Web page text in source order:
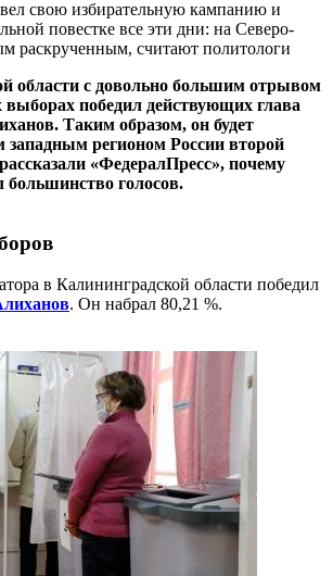
свою избирательную кампанию и
повестке все эти дни: на Северо-
раскрученным, считают политологи
области с довольно большим отрывом
выборах победил действующих глава
Таким образом, он будет
западным регионом России второй
«ФедералПресс», почему
голосов.
в Калининградской области победил
. Он набрал 80,21 %.